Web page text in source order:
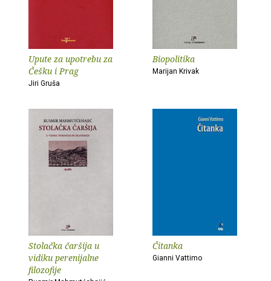
Upute za upotrebu za
Češku i Prag
Jiri Gruša
Biopolitika
Marijan Krivak
Stolačka čaršija u
vidiku perenijalne
filozofije
Čitanka
Gianni Vattimo